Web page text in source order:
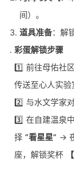
间）。
道具准备：解
彩蛋解锁步骤
1️⃣ 前往母佑社
传送至心人实验
2️⃣ 与水文学家
3️⃣ 在自建温泉
择 “看星星” →
座，解锁奖杯